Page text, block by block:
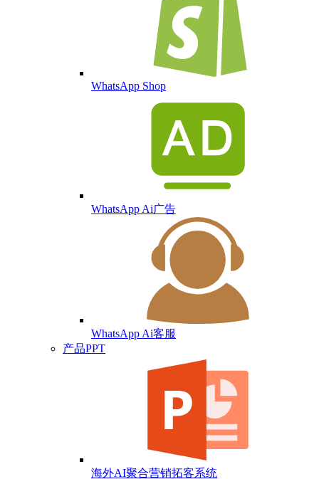
WhatsApp Shop
WhatsApp Ai广告
WhatsApp Ai客服
产品PPT
海外AI聚合营销拓客系统